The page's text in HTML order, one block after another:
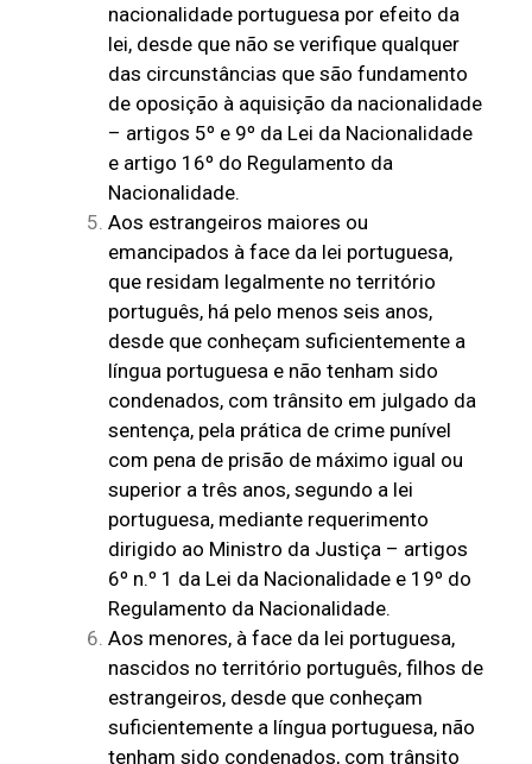
nacionalidade portuguesa por efeito da
lei, desde que não se verifique qualquer
das circunstâncias que são fundamento
de oposição à aquisição da nacionalidade
– artigos 5º e 9º da Lei da Nacionalidade
e artigo 16º do Regulamento da
Nacionalidade.
Aos estrangeiros maiores ou
emancipados à face da lei portuguesa,
que residam legalmente no território
português, há pelo menos seis anos,
desde que conheçam suficientemente a
língua portuguesa e não tenham sido
condenados, com trânsito em julgado da
sentença, pela prática de crime punível
com pena de prisão de máximo igual ou
superior a três anos, segundo a lei
portuguesa, mediante requerimento
dirigido ao Ministro da Justiça – artigos
6º n.º 1 da Lei da Nacionalidade e 19º do
Regulamento da Nacionalidade.
Aos menores, à face da lei portuguesa,
nascidos no território português, filhos de
estrangeiros, desde que conheçam
suficientemente a língua portuguesa, não
tenham sido condenados, com trânsito